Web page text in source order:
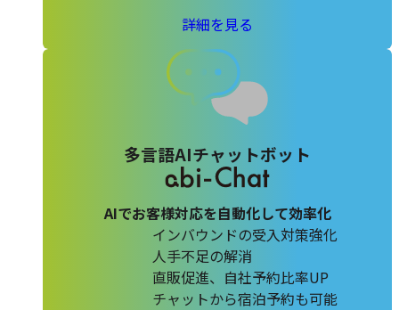
ア
ビ
Ai
コ
ェ
ル
ジ
ュ
の
詳細を見る
多言語AIチャットボット
AIでお客様対応を自動化して効率化
インバウンドの受入対策強化
人手不足の解消
直販促進、自社予約比率UP
チャットから宿泊予約も可能